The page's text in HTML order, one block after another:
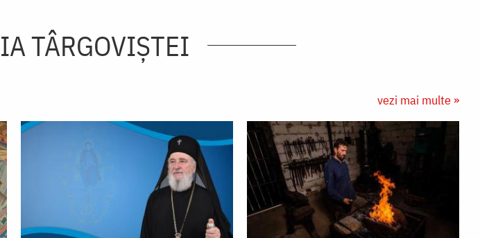
TÂRGOVIŞTEI
vezi mai multe »